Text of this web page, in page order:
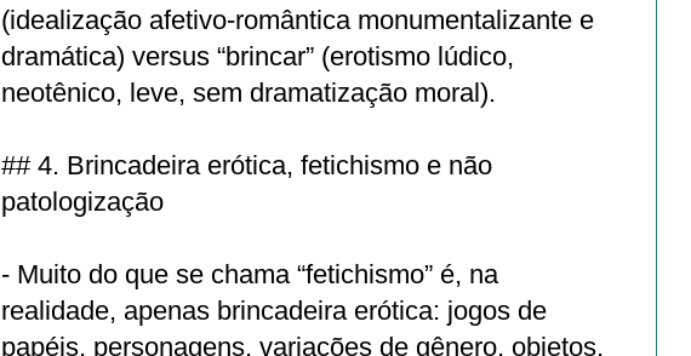
(idealização afetivo‑romântica monumentalizante e
dramática) versus “brincar” (erotismo lúdico,
neotênico, leve, sem dramatização moral).
## 4. Brincadeira erótica, fetichismo e não
patologização
- Muito do que se chama “fetichismo” é, na
realidade, apenas brincadeira erótica: jogos de
papéis, personagens, variações de gênero, objetos,